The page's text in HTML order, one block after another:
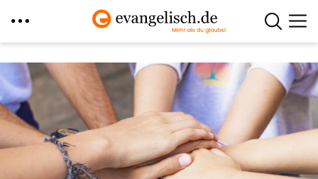
zum
Inhalt